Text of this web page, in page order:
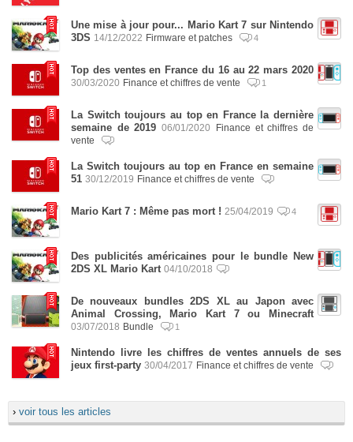
Une mise à jour pour... Mario Kart 7 sur Nintendo
3DS 14/12/2022 Firmware et patches 4
Top des ventes en France du 16 au 22 mars 2020
30/03/2020 Finance et chiffres de vente 1
La Switch toujours au top en France la dernière
semaine de 2019 06/01/2020
Finance et chiffres de
vente
La Switch toujours au top en France en semaine
51 30/12/2019 Finance et chiffres de vente
Mario Kart 7 : Même pas mort ! 25/04/2019 4
Des publicités américaines pour le bundle New
2DS XL Mario Kart 04/10/2018
De nouveaux bundles 2DS XL au Japon avec
Animal Crossing, Mario Kart 7 ou Minecraft
03/07/2018 Bundle 1
Nintendo livre les chiffres de ventes annuels de ses
jeux first-party 30/04/2017 Finance et chiffres de vente
› voir tous les articles